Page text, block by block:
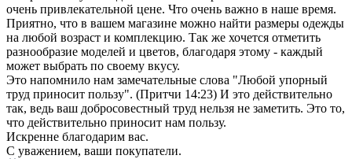
очень привлекательной цене. Что очень важно в наше время.
Приятно, что в вашем магазине можно найти размеры одежды
на любой возраст и комплекцию. Так же хочется отметить
разнообразие моделей и цветов, благодаря этому - каждый
может выбрать по своему вкусу.
Это напомнило нам замечательные слова "Любой упорный
труд приносит пользу". (Притчи 14:23) И это действительно
так, ведь ваш добросовестный труд нельзя не заметить. Это то,
что действительно приносит нам пользу.
Искренне благодарим вас.
С уважением, ваши покупатели.